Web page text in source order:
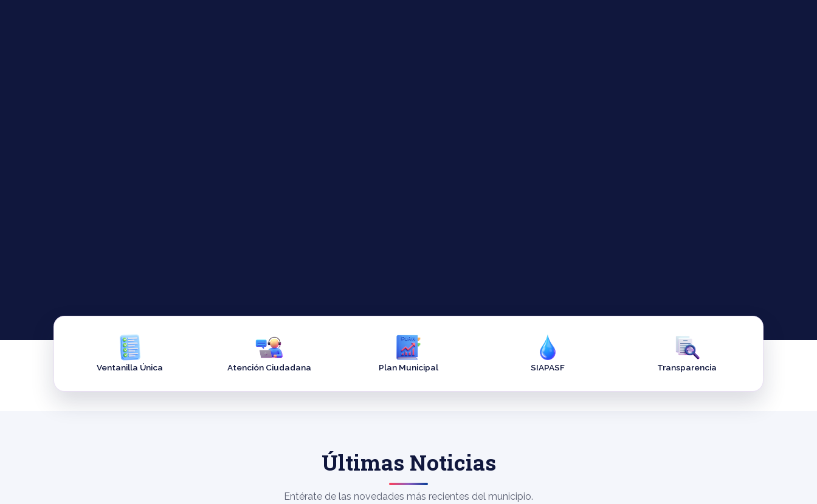
Ventanilla Única Atención Ciudadana Plan Municipal SIAPASF Transparencia
Últimas Noticias
Entérate de las novedades más recientes del municipio.